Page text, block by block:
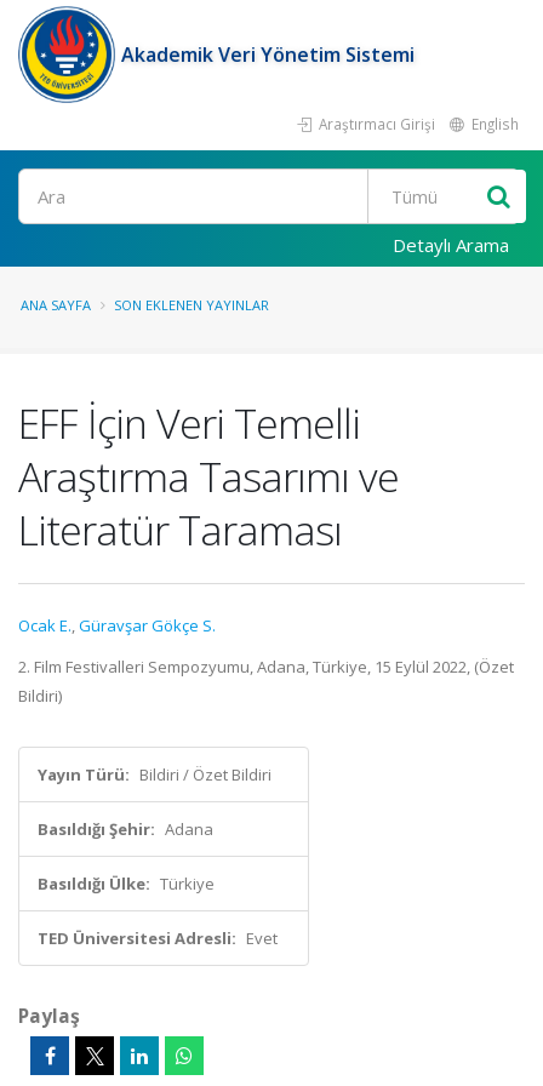
Akademik Veri Yönetim Sistemi
Araştırmacı Girişi English
Ara
Detaylı Arama
ANA SAYFA SON EKLENEN YAYINLAR
EFF İçin Veri Temelli
Araştırma Tasarımı ve
Literatür Taraması
Ocak E.,Güravşar Gökçe S.
2. Film Festivalleri Sempozyumu, Adana, Türkiye, 15 Eylül 2022, (Özet
Bildiri)
Yayın Türü: Bildiri / Özet Bildiri
Basıldığı Şehir: Adana
Basıldığı Ülke: Türkiye
TED Üniversitesi Adresli: Evet
Paylaş